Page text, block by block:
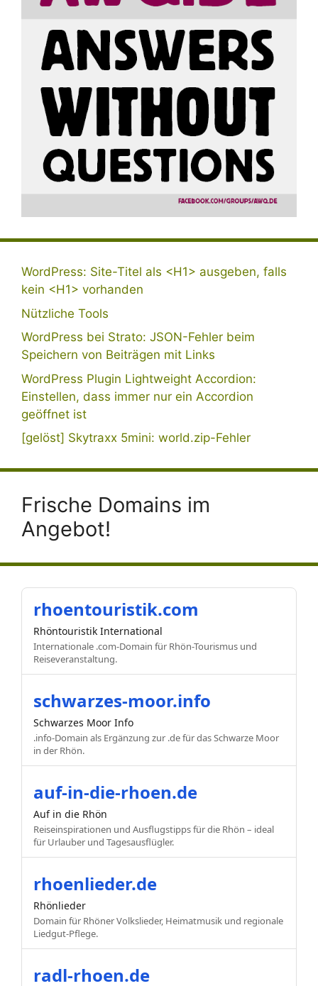
WordPress: Site-Titel als <H1> ausgeben, falls
kein <H1> vorhanden
Nützliche Tools
WordPress bei Strato: JSON-Fehler beim
Speichern von Beiträgen mit Links
WordPress Plugin Lightweight Accordion:
Einstellen, dass immer nur ein Accordion
geöffnet ist
[gelöst] Skytraxx 5mini: world.zip-Fehler
Frische Domains im
Angebot!
rhoentouristik.com
Rhöntouristik International
Internationale .com-Domain für Rhön-Tourismus und
Reiseveranstaltung.
schwarzes-moor.info
Schwarzes Moor Info
.info-Domain als Ergänzung zur .de für das Schwarze Moor
in der Rhön.
auf-in-die-rhoen.de
Auf in die Rhön
Reiseinspirationen und Ausflugstipps für die Rhön – ideal
für Urlauber und Tagesausflügler.
rhoenlieder.de
Rhönlieder
Domain für Rhöner Volkslieder, Heimatmusik und regionale
Liedgut-Pflege.
radl-rhoen.de